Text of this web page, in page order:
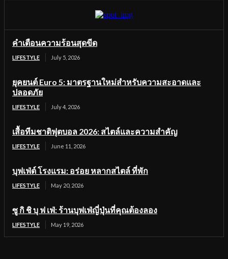
คำเตือนความร้อนสุดขีด
LIFESTYLE July 5, 2026
ยุคยนต์ Euro 5: มาตรฐานใหม่สำหรับความสะอาดและ
ปลอดภัย
LIFESTYLE July 4, 2026
เสื้อทีมชาติฟุตบอล 2026: สไตล์และความสำคัญ
LIFESTYLE June 11, 2026
บุฟเฟ่ต์ โรงแรม: อร่อย หลากสไตล์ ที่พัก
LIFESTYLE May 20, 2026
ซู กิ ชิ บุ ฟ เฟ่: ร้านบุฟเฟ่ญี่ปุ่นที่คุณต้องลอง
LIFESTYLE May 19, 2026